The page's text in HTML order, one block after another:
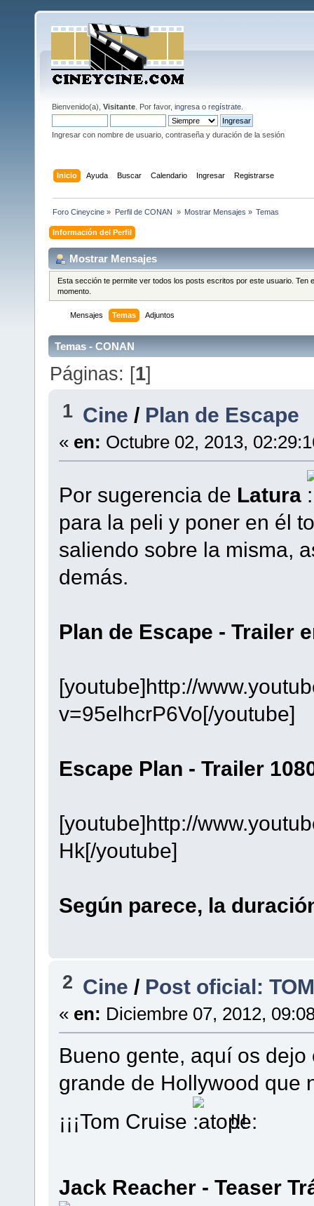
Bienvenido(a), Visitante . Por favor, ingresa o regístrate
Ingresar con nombre de usuario, contraseña y duración de la sesión
Inicio Ayuda Buscar Calendario Ingresar Registrarse
Foro Cineycine » Perfil de CONAN » Mostrar Mensajes » Temas
Información del Perfil
Mostrar Mensajes
Esta sección te permite ver todos los posts escritos por este usuario.
momento.
Mensajes Temas Adjuntos
Temas - CONAN
Páginas: [1]
1 Cine/ Plan de Escape
« en: Octubre 02, 2013,
Por sugerencia de Latura
para la peli y poner en él
saliendo sobre la misma,
demás.
Plan de Escape - Trailer
[youtube]http://
v=95elhcrP6Vo[/youtube]
Escape Plan - Trailer
[youtube]http://
Hk[/youtube]
Según parece, la
2 Cine / Post oficial:
« en: Diciembre 07, 2012,
Bueno gente, aquí os
grande de Hollywood que
¡¡¡Tom Cruise
!!!
Jack Reacher - Teaser